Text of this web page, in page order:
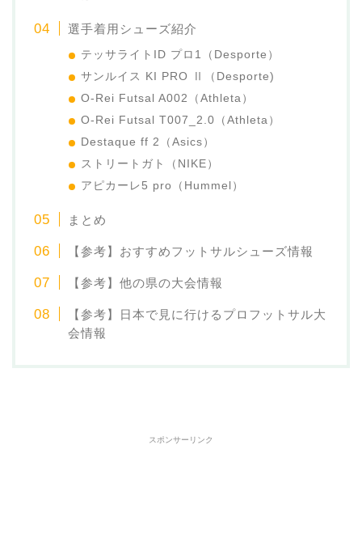
選手着用シューズ紹介
テッサライトID プロ1（Desporte）
サンルイス KI PRO Ⅱ（Desporte)
O-Rei Futsal A002（Athleta）
O-Rei Futsal T007_2.0（Athleta）
Destaque ff 2（Asics）
ストリートガト（NIKE）
アピカーレ5 pro（Hummel）
まとめ
【参考】おすすめフットサルシューズ情報
【参考】他の県の大会情報
【参考】日本で見に行けるプロフットサル大
会情報
スポンサーリンク